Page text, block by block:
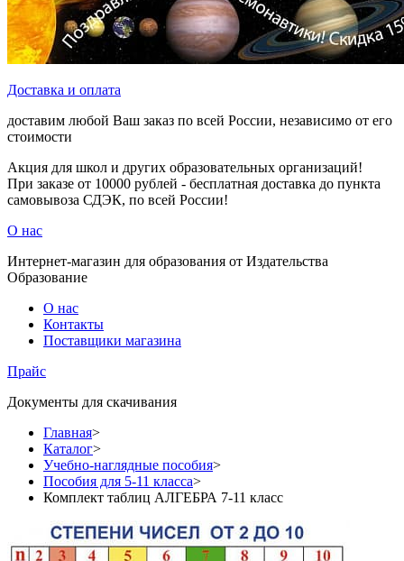
Доставка и оплата
доставим любой Ваш заказ по всей России, независимо от его
стоимости
Акция для школ и других образовательных организаций!
При заказе от 10000 рублей - бесплатная доставка до пункта
самовывоза СДЭК, по всей России!
О нас
Интернет-магазин для образования от Издательства
Образование
О нас
Контакты
Поставщики магазина
Прайс
Документы для скачивания
Главная>
Каталог>
Учебно-наглядные пособия>
Пособия для 5-11 класса>
Комплект таблиц АЛГЕБРА 7-11 класс